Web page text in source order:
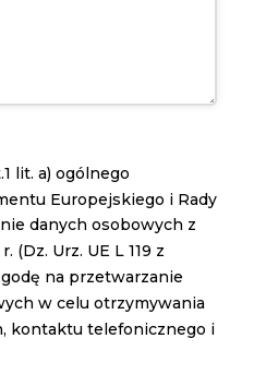
lit. a) ogólnego
Europejskiego i Rady
danych osobowych z
(Dz. Urz. UE L 119 z
na przetwarzanie
w celu otrzymywania
kontaktu telefonicznego i